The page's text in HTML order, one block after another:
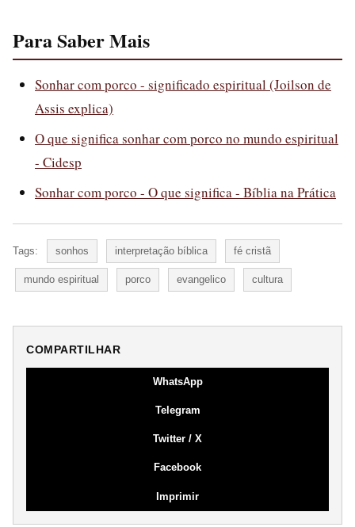
Para Saber Mais
Sonhar com porco - significado espiritual (Joilson de
Assis explica)
O que significa sonhar com porco no mundo espiritual
- Cidesp
Sonhar com porco - O que significa - Bíblia na Prática
Tags: sonhos interpretação bíblica fé cristã
mundo espiritual porco evangelico cultura
COMPARTILHAR
WhatsApp
Telegram
Twitter / X
Facebook
Imprimir